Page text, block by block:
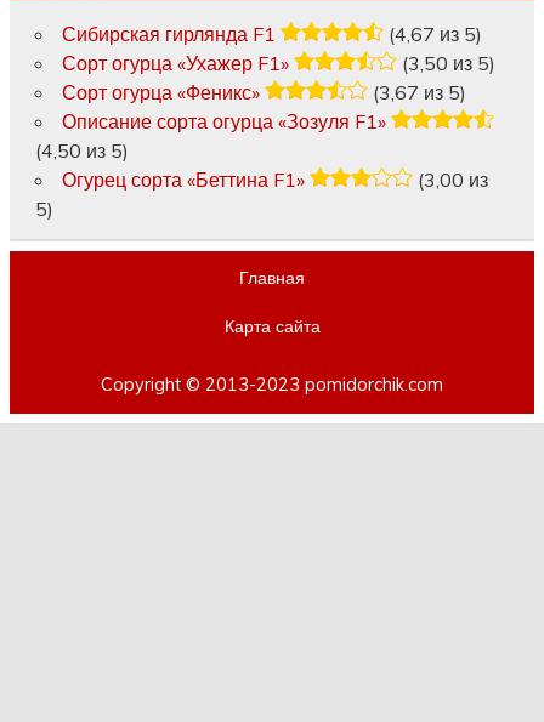
Сибирская гирлянда F1
(4,67 из 5)
Сорт огурца «Ухажер F1»
(3,50 из 5)
Сорт огурца «Феникс»
(3,67 из 5)
Описание сорта огурца «Зозуля F1»
(4,50 из 5)
Огурец сорта «Беттина F1»
(3,00 из
5)
Главная
Карта сайта
Copyright © 2013-2023 pomidorchik.com